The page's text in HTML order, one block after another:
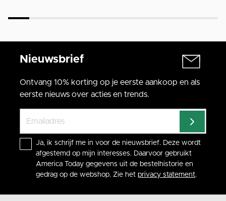
Nieuwsbrief
Ontvang 10% korting op je eerste aankoop en als
eerste nieuws over acties en trends.
Ja, ik schrijf me in voor de nieuwsbrief. Deze wordt
afgestemd op mijn interesses. Daarvoor gebruikt
America Today gegevens uit de bestelhistorie en
gedrag op de webshop. Zie het privacy statement.